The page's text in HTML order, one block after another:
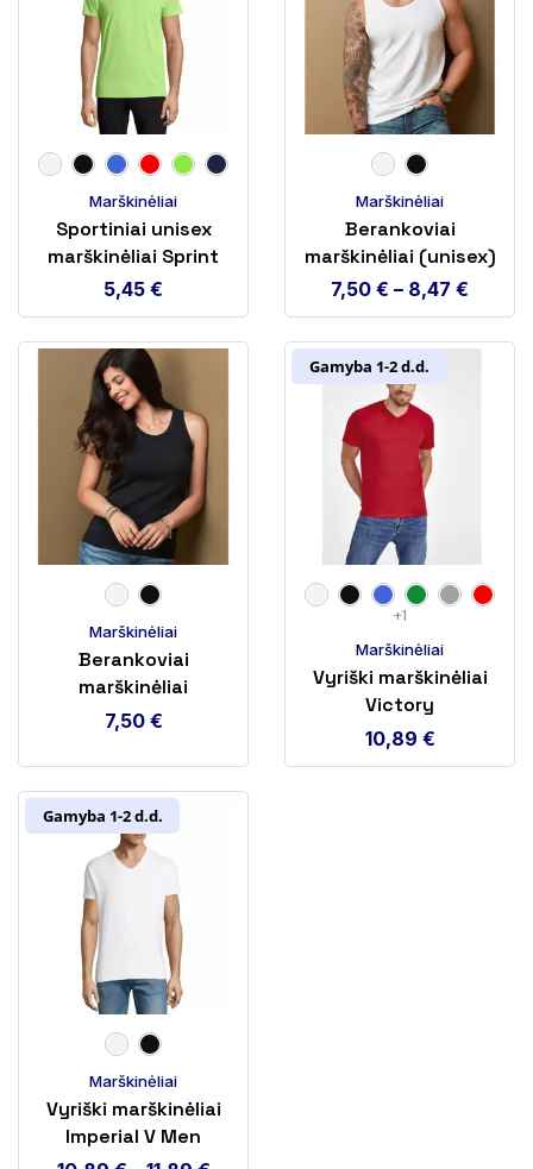
Marškinėliai
Sportiniai unisex
marškinėliai Sprint
5,45 €
Marškinėliai
Berankoviai
marškinėliai (unisex)
ST2800
7,50 € – 8,47 €
Marškinėliai
Berankoviai
marškinėliai
(moteriški) ST2900
7,50 €
Gamyba 1-2 d.d.
+1
Marškinėliai
Vyriški marškinėliai
Victory
10,89 €
Gamyba 1-2 d.d.
Marškinėliai
Vyriški marškinėliai
Imperial V Men